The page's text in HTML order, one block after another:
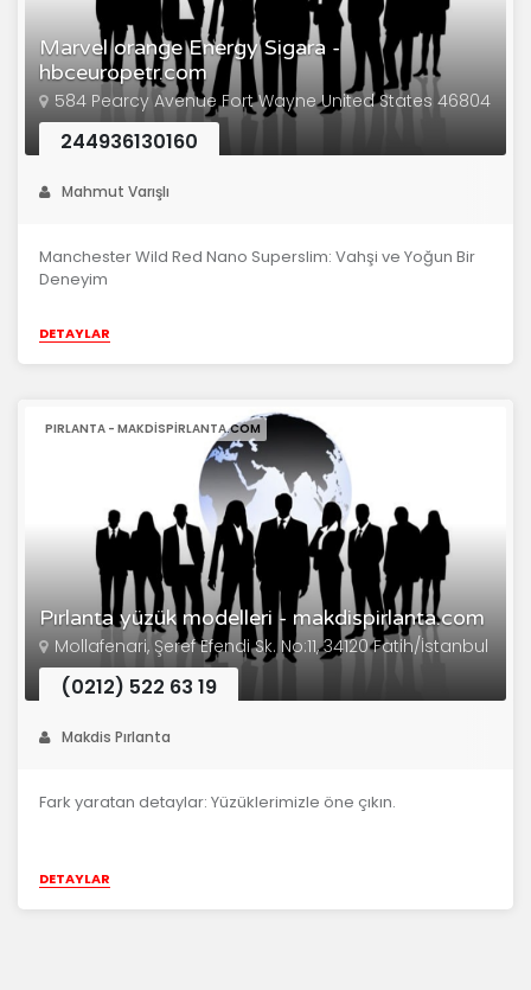
Marvel orange Energy Sigara -
hbceuropetr.com
584 Pearcy Avenue Fort Wayne United States 46804
244936130160
Mahmut Varışlı
Manchester Wild Red Nano Superslim: Vahşi ve Yoğun Bir
Deneyim
DETAYLAR
Pırlanta yüzük modelleri - makdispirlanta.com
PIRLANTA - MAKDISPIRLANTA.COM
Mollafenari, Şeref Efendi Sk. No:11, 34120 Fatih/İstanbul
(0212) 522 63 19
Makdis Pırlanta
Fark yaratan detaylar: Yüzüklerimizle öne çıkın.
DETAYLAR